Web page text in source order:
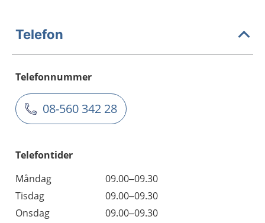
Telefon
Telefonnummer
08-560 342 28
Telefontider
Måndag
09.00–09.30
Tisdag
09.00–09.30
Onsdag
09.00–09.30